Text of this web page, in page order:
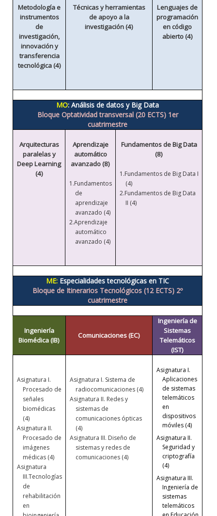
Metodología e
instrumentos
de
investigación,
innovación y
transferencia
tecnológica (4)
Técnicas y herramientas
de apoyo a la
investigación (4)
Lenguajes de
programación
en código
abierto (4)
MO: Análisis de datos y Big Data
Bloque Optatividad transversal (20 ECTS) 1er
cuatrimestre
Arquitecturas
paralelas y
Deep Learning
(4)
Aprendizaje
automático
avanzado (8)
1.Fundamentos
de
aprendizaje
avanzado (4)
2.Aprendizaje
automático
avanzado (4)
Fundamentos de Big Data
(8)
1.Fundamentos de Big Data I
(4)
2.Fundamentos de Big Data
II (4)
ME: Especialidades tecnológicas en TIC
Bloque de Itinerarios Tecnológicos (12 ECTS) 2º
cuatrimestre
Ingeniería
Biomédica (IB)
Comunicaciones (EC)
Ingeniería de
Sistemas
Telemáticos
(IST)
Asignatura I.
Procesado de
señales
biomédicas
(4)
Asignatura II.
Procesado de
imágenes
médicas (4)
Asignatura
III.Tecnologías
de
rehabilitación
en
Asignatura I. Sistema de
radiocomunicaciones (4)
Asignatura II. Redes y
sistemas de
comunicaciones ópticas
(4)
Asignatura III. Diseño de
sistemas y redes de
comunicaciones (4)
Asignatura I.
Aplicaciones
de sistemas
telemáticos
en
dispositivos
móviles (4)
Asignatura II.
Seguridad y
criptografía
(4)
Asignatura III.
Ingeniería de
sistemas
telemáticos